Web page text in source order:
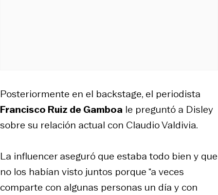
Posteriormente en el backstage, el periodista
Francisco Ruiz de Gamboa le preguntó a Disley
sobre su relación actual con Claudio Valdivia.
La influencer aseguró que estaba todo bien y que
no los habían visto juntos porque “a veces
comparte con algunas personas un día y con